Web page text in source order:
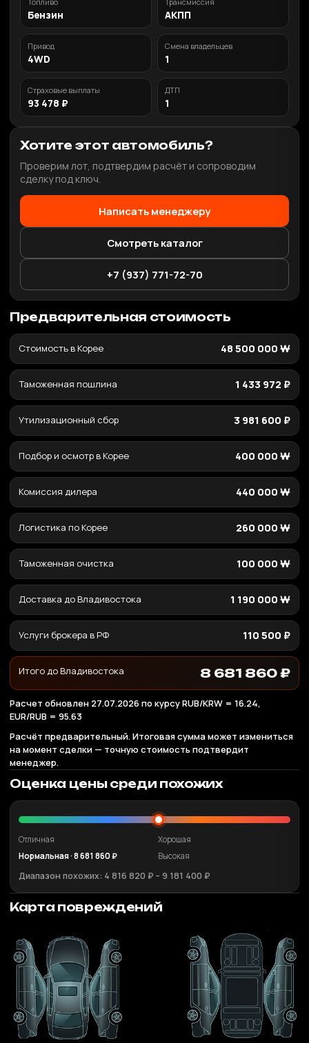
Бензин АКПП
Привод
4WD
Смена владельцев
1
Страховые выплаты
93 478 ₽
ДТП
1
Хотите этот автомобиль?
Проверим лот, подтвердим расчёт и сопроводим
сделку под ключ.
Написать менеджеру
Смотреть каталог
+7 (937) 771-72-70
Предварительная стоимость
Стоимость в Корее 48 500 000 ₩
Таможенная пошлина 1 433 972 ₽
Утилизационный сбор 3 981 600 ₽
Подбор и осмотр в Корее 400 000 ₩
Комиссия дилера 440 000 ₩
Логистика по Корее 260 000 ₩
Таможенная очистка 100 000 ₩
Доставка до Владивостока 1 190 000 ₩
Услуги брокера в РФ 110 500 ₽
Итого до Владивостока 8 681 860 ₽
Расчет обновлен 27.07.2026 по курсу RUB/KRW = 16.24,
EUR/RUB = 95.63
Расчёт предварительный. Итоговая сумма может измениться
на момент сделки — точную стоимость подтвердит
менеджер.
Оценка цены среди похожих
Отличная
Хорошая
Нормальная · 8 681 860 ₽
Высокая
Диапазон похожих: 4 816 820 ₽ – 9 181 400 ₽
Карта повреждений